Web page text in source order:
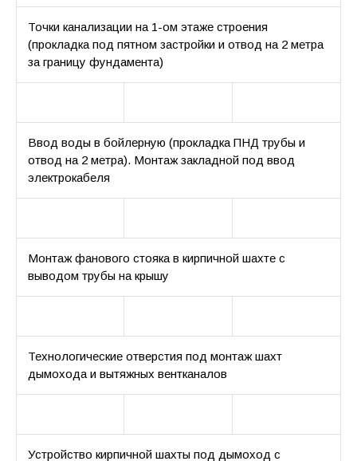
Точки канализации на 1-ом этаже строения
(прокладка под пятном застройки и отвод на 2 метра
за границу фундамента)
Ввод воды в бойлерную (прокладка ПНД трубы и
отвод на 2 метра). Монтаж закладной под ввод
электрокабеля
Монтаж фанового стояка в кирпичной шахте с
выводом трубы на крышу
Технологические отверстия под монтаж шахт
дымохода и вытяжных вентканалов
Устройство кирпичной шахты под дымоход с